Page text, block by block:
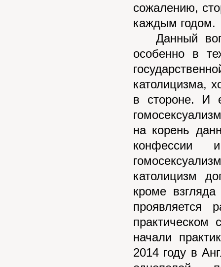
сожалению,
каждым годом.
Данный
особенно в
католицизма,
в стороне. И
на корень
конфессии
католицизм
кроме
проявляется
практическом
начали
2014 году в